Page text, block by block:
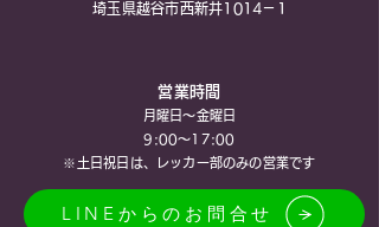
埼玉県越谷市西新井1014－1
営業時間
月曜日～金曜日
9:00～17:00
※土日祝​日は、レッカー部のみの営業です
LINEからのお問合せ